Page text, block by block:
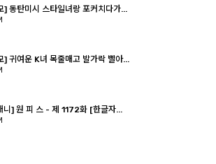
] 동탄미시 스타일녀랑 포커치다가...
] 귀여운 K녀 목줄매고 발가락 빨아...
니] 원 피 스 - 제 1172화 [한글자...